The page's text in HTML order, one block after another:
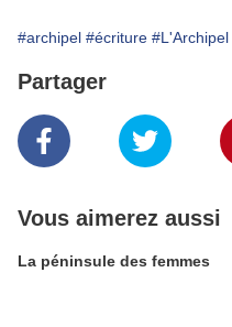
#archipel #écriture
Partager
Vous aimerez aussi
La péninsule des femmes